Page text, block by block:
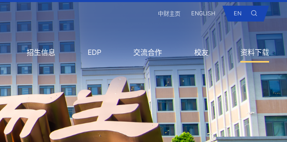
中财主页 ENGLISH EN
招生信息 EDP 交流合作 校友 资料下载